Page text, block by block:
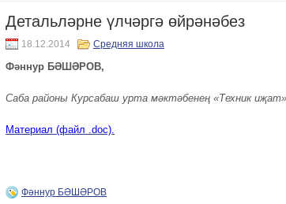
Детальләрне үлчәргә өйрәнәбез
18.12.2014 Средняя школа
Фәннур БӘШӘРОВ,
Саба районы Курсабаш урта мәктәбенең «Техник
Материал (файл .doc).
Фәннур БӘШӘРОВ